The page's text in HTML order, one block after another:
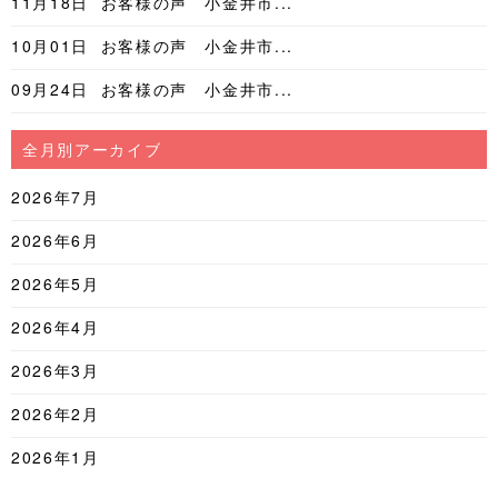
10月01日
お客様の声 小金井市...
09月24日
お客様の声 小金井市...
全月別アーカイブ
2026年7月
2026年6月
2026年5月
2026年4月
2026年3月
2026年2月
2026年1月